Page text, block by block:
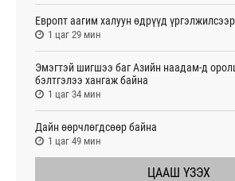
Европт аагим халуун өдрүүд
1 цаг 29 мин
Эмэгтэй шигшээ баг Азийн наадам-д
бэлтгэлээ хангаж байна
1 цаг 34 мин
Дайн өөрчлөгдсөөр байна
1 цаг 49 мин
ЦААШ ҮЗЭХ